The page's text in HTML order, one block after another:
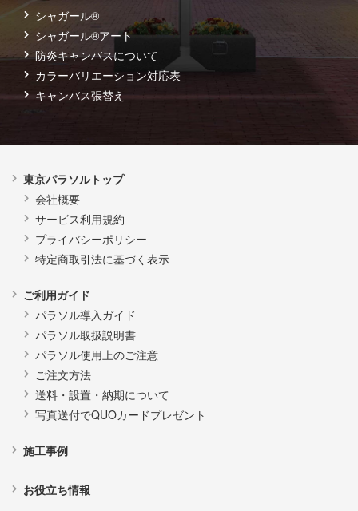
シャガール®
シャガール®アート
防炎キャンバスについて
カラーバリエーション対応表
キャンバス張替え
東京パラソルトップ
会社概要
サービス利用規約
プライバシーポリシー
特定商取引法に基づく表示
ご利用ガイド
パラソル導入ガイド
パラソル取扱説明書
パラソル使用上のご注意
ご注文方法
送料・設置・納期について
写真送付でQUOカードプレゼント
施工事例
お役立ち情報